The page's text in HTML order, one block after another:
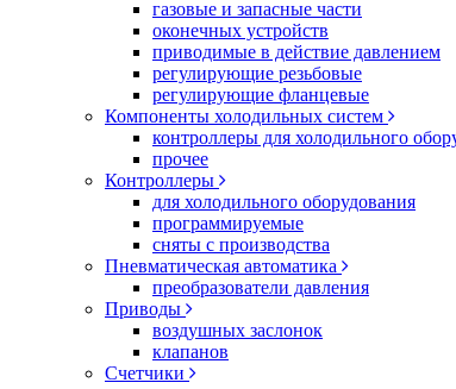
газовые и запасные части
оконечных устройств
приводимые в действие давлением
регулирующие резьбовые
регулирующие фланцевые
Компоненты холодильных систем
контроллеры для холодильного
прочее
Контроллеры
для холодильного оборудования
программируемые
сняты с производства
Пневматическая автоматика
преобразователи давления
Приводы
воздушных заслонок
клапанов
Счетчики